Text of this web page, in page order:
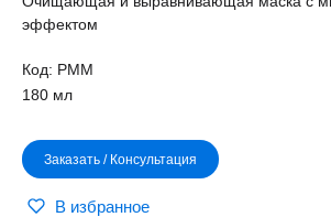
эффектом
Код: РMM
180 мл
Заказать / Консультация
В избранное